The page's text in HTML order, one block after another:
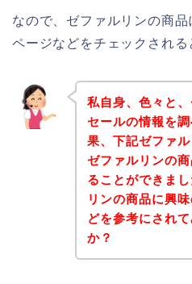
なので、ゼファルリンの商
ページなどをチェックされる
私自身、色々と
セールの情報を
果、下記ゼファル
ゼファルリンの
ることができま
リンの商品に興
どを参考にされ
か？